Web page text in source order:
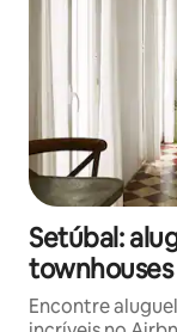
Setúbal:
townhouses
Encontre